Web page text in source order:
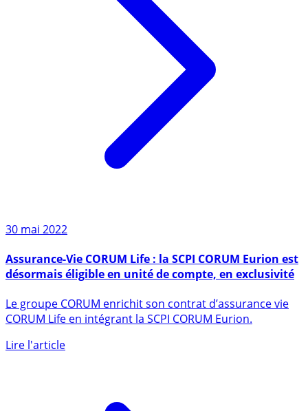
30 mai 2022
désormais éligible en unité de compte, en exclusivité
CORUM Life en intégrant la SCPI CORUM Eurion.